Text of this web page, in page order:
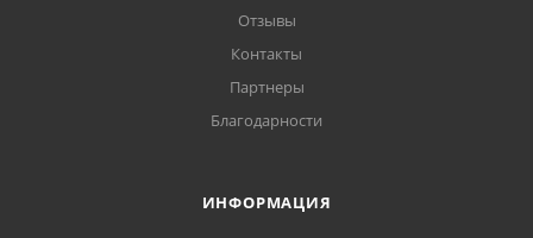
Отзывы
Контакты
Партнеры
Благодарности
ИНФОРМАЦИЯ